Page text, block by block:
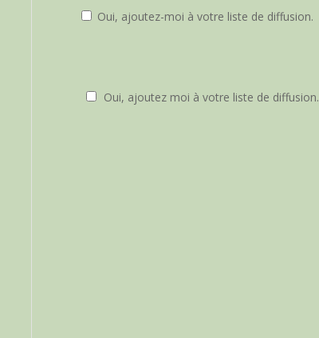
Oui, ajoutez-moi à votre liste de diffusion.
Oui, ajoutez moi à votre liste de diffusion.